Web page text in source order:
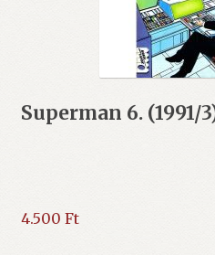
Superman 6. (1991/
4.500 Ft